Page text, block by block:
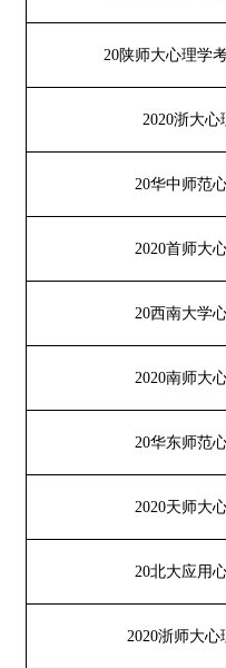
20陕师大心理学
2020浙大心
20华中师范
2020首师大
20西南大学
2020南师大
20华东师范
2020天师大
20北大应用
2020浙师大心